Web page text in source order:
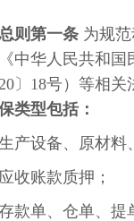
则 第一条为规范
中华人民共和国
〕18号）等相
类型包括：
生产设备、原材料
收账款质押；
存款单、仓单、提